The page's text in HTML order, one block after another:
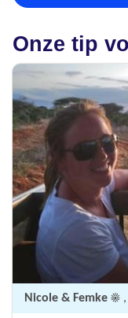
Onze tip
Nicole & Femke ☀️